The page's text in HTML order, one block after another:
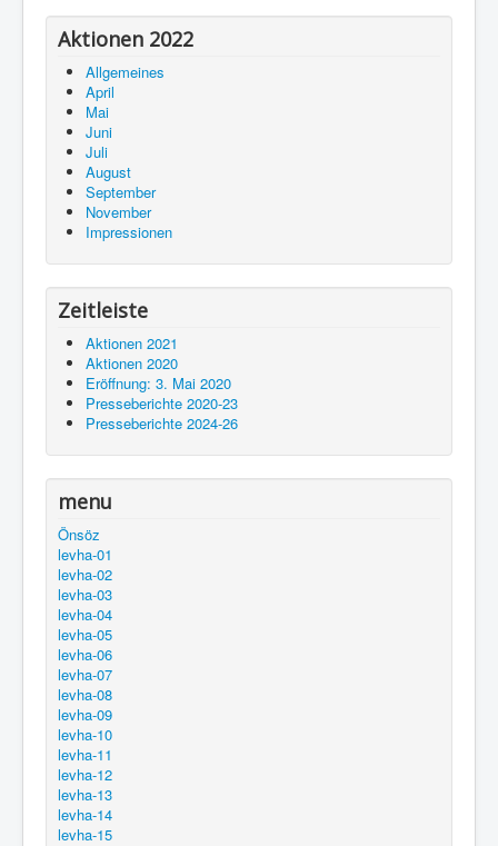
Aktionen 2022
Allgemeines
April
Mai
Juni
Juli
August
September
November
Impressionen
Zeitleiste
Aktionen 2021
Aktionen 2020
Eröffnung: 3. Mai 2020
Presseberichte 2020-23
Presseberichte 2024-26
menu
Önsöz
levha-01
levha-02
levha-03
levha-04
levha-05
levha-06
levha-07
levha-08
levha-09
levha-10
levha-11
levha-12
levha-13
levha-14
levha-15